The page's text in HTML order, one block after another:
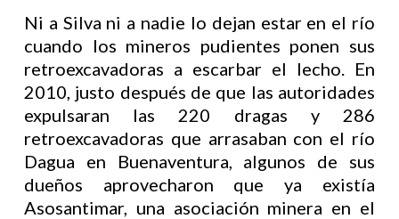
Ni a Silva ni a nadie lo dejan estar en el río
cuando los mineros pudientes ponen sus
retroexcavadoras a escarbar el lecho. En
2010, justo después de que las autoridades
expulsaran las 220 dragas y 286
retroexcavadoras que arrasaban con el río
Dagua en Buenaventura, algunos de sus
dueños aprovecharon que ya existía
Asosantimar, una asociación minera en el